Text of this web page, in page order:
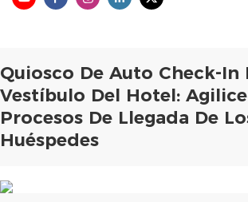
Quiosco De Auto Check-In
Vestíbulo Del Hotel:
Procesos De Llegada De
Huéspedes